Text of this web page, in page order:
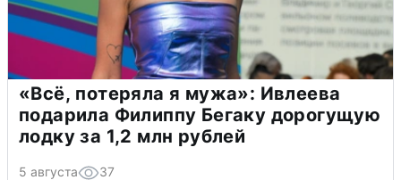
«Всё, потеряла я мужа»: Ивлеева
подарила Филиппу Бегаку дорогущую
лодку за 1,2 млн рублей
5 августа 37